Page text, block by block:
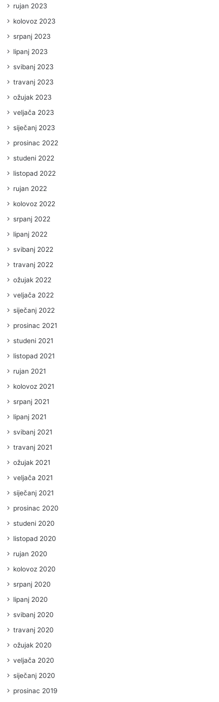
rujan 2023
kolovoz 2023
srpanj 2023
lipanj 2023
svibanj 2023
travanj 2023
ožujak 2023
veljača 2023
siječanj 2023
prosinac 2022
studeni 2022
listopad 2022
rujan 2022
kolovoz 2022
srpanj 2022
lipanj 2022
svibanj 2022
travanj 2022
ožujak 2022
veljača 2022
siječanj 2022
prosinac 2021
studeni 2021
listopad 2021
rujan 2021
kolovoz 2021
srpanj 2021
lipanj 2021
svibanj 2021
travanj 2021
ožujak 2021
veljača 2021
siječanj 2021
prosinac 2020
studeni 2020
listopad 2020
rujan 2020
kolovoz 2020
srpanj 2020
lipanj 2020
svibanj 2020
travanj 2020
ožujak 2020
veljača 2020
siječanj 2020
prosinac 2019